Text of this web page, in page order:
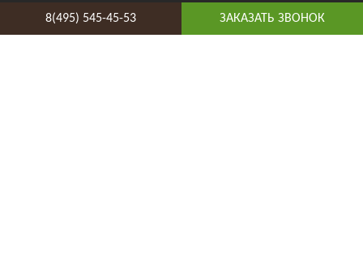
Для дизайнеров
Поставщикам
8(495) 545-45-53 ЗАКАЗАТЬ ЗВОНОК